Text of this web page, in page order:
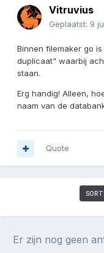
Vitruvius
Geplaatst: 9
Binnen filemaker go
duplicaat" waarbij
staan.
Erg handig! Alleen,
naam van de
Quote
Er zijn nog geen